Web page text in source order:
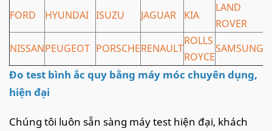
FORD HYUNDAI ISUZU JAGUAR KIA
LAND
ROVER
NISSANPEUGEOT PORSCHERENAULT
ROLLS
ROYCE
SAMSUNG
Đo test bình ắc quy bằng máy móc chuyên dụng,
hiện đại
Chúng tôi luôn sẵn sàng máy test hiện đại, khách